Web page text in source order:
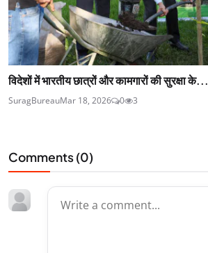
विदेशों में भारतीय छात्रों और कामगारों की सुरक्षा के...
SuragBureauMar 18, 2026 0 3
Comments (0)